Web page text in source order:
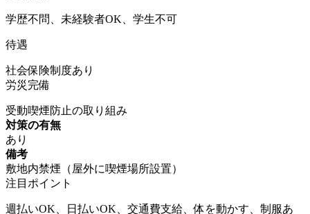
学歴不問、未経験者OK、学生不可
待遇
社会保険制度あり
労災完備
受動喫煙防止の取り組み
対策の有無
あり
備考
敷地内禁煙（屋外に喫煙場所設置）
注目ポイント
週払いOK、日払いOK、交通費支給、体を動かす、制服あ